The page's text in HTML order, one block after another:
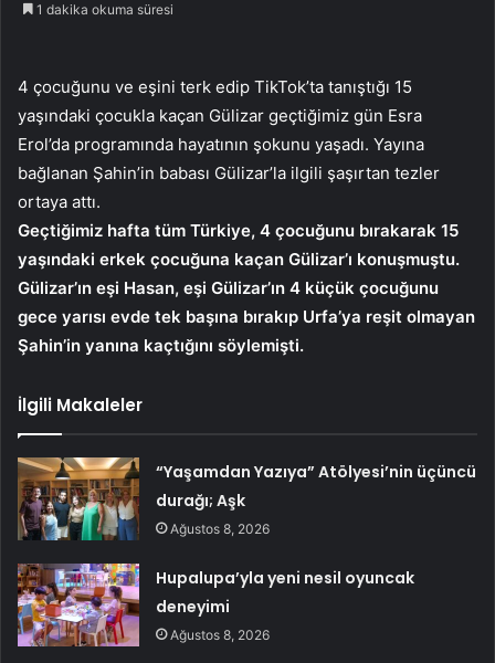
1 dakika okuma süresi
4 çocuğunu ve eşini terk edip TikTok’ta tanıştığı 15
yaşındaki çocukla kaçan Gülizar geçtiğimiz gün Esra
Erol’da programında hayatının şokunu yaşadı. Yayına
bağlanan Şahin’in babası Gülizar’la ilgili şaşırtan tezler
ortaya attı.
Geçtiğimiz hafta tüm Türkiye, 4 çocuğunu bırakarak 15
yaşındaki erkek çocuğuna kaçan Gülizar’ı konuşmuştu.
Gülizar’ın eşi Hasan, eşi Gülizar’ın 4 küçük çocuğunu
gece yarısı evde tek başına bırakıp Urfa’ya reşit olmayan
Şahin’in yanına kaçtığını söylemişti.
İlgili Makaleler
“Yaşamdan Yazıya” Atölyesi’nin üçüncü
durağı; Aşk
Ağustos 8, 2026
Hupalupa’yla yeni nesil oyuncak
deneyimi
Ağustos 8, 2026